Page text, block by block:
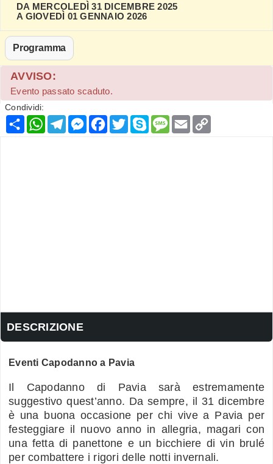
DA MERCOLEDÌ 31 DICEMBRE 2025
A GIOVEDÌ 01 GENNAIO 2026
Programma
AVVISO:
Evento passato scaduto.
Condividi:
Condividi
WhatsApp
Telegram
Messenger
Facebook
TwitterSkypeMessage
Email
DESCRIZIONE
Eventi Capodanno a Pavia
Il Capodanno di Pavia sarà estremamente
suggestivo quest’anno. Da sempre, il 31 dicembre
è una buona occasione per chi vive a Pavia per
festeggiare il nuovo anno in allegria, magari con
una fetta di panettone e un bicchiere di vin brulé
per combattere i rigori delle notti invernali.